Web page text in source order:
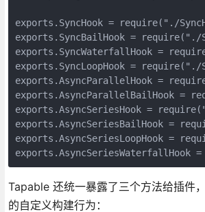
exports.SyncHook = require("./
exports.SyncBailHook = require("./
exports.SyncWaterfallHook =
exports.SyncLoopHook = require("./
exports.AsyncParallelHook =
exports.AsyncParallelBailHook =
exports.AsyncSeriesHook =
exports.AsyncSeriesBailHook =
exports.AsyncSeriesLoopHook =
exports.AsyncSeriesWaterfallHook
Tapable 还统一暴露了三个方法给插件
的自定义构建行为：